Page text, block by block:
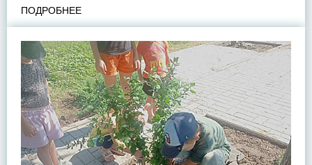
ПОДРОБНЕЕ